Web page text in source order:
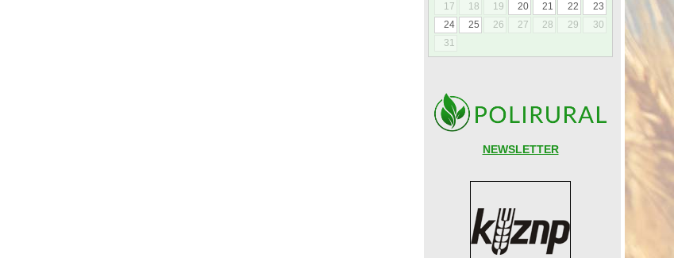
17
18 19 20 21 22
23
24
25 26 27 28 29
30
31
NEWSLETTER